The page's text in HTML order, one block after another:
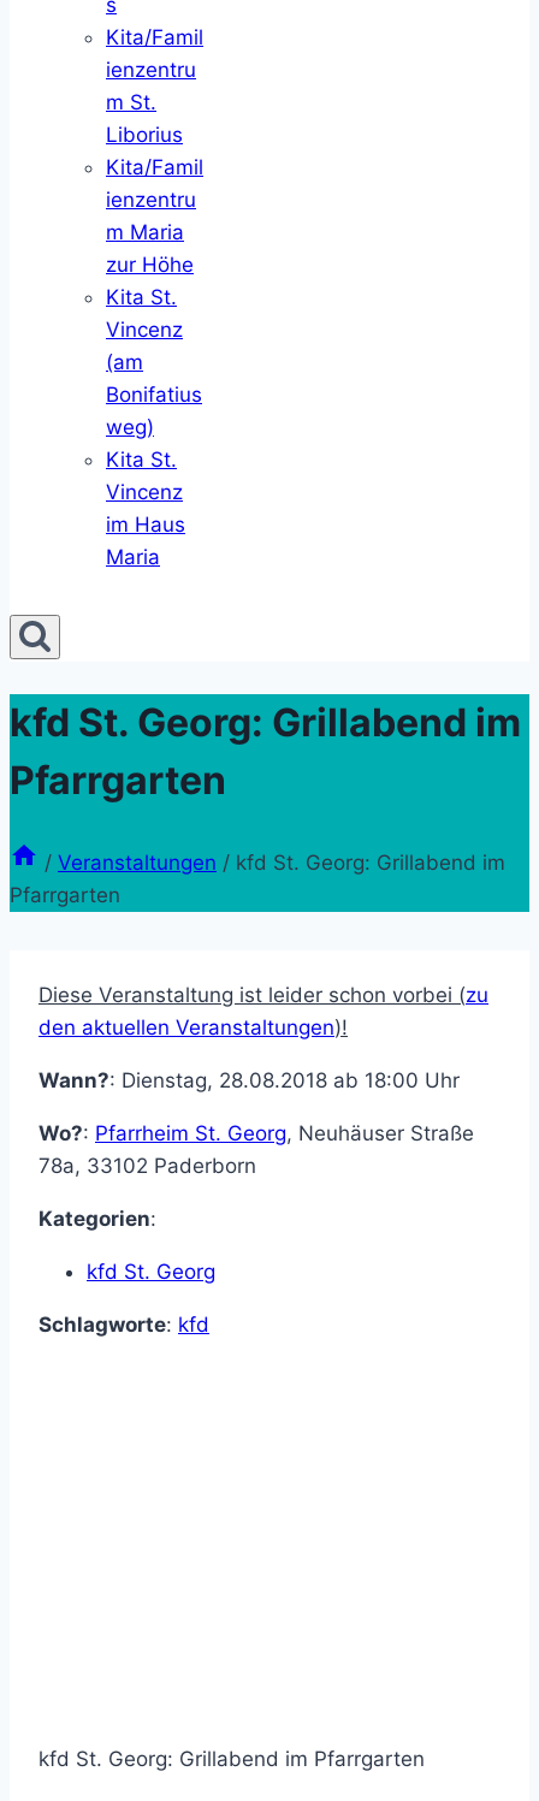
s
Kita/Famil
ienzentru
m St.
Liborius
Kita/Famil
ienzentru
m Maria
zur Höhe
Kita St.
Vincenz
(am
Bonifatius
weg)
Kita St.
Vincenz
im Haus
Maria
kfd St. Georg: Grillabend im
Pfarrgarten
/ Veranstaltungen / kfd St. Georg: Grillabend im
Pfarrgarten
Diese Veranstaltung ist leider schon vorbei (zu
den aktuellen Veranstaltungen)!
Wann?: Dienstag, 28.08.2018 ab 18:00 Uhr
Wo?: Pfarrheim St. Georg, Neuhäuser Straße
78a, 33102 Paderborn
Kategorien:
kfd St. Georg
Schlagworte: kfd
kfd St. Georg: Grillabend im Pfarrgarten